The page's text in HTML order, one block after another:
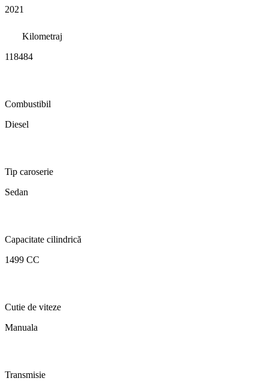
2021
Kilometraj
118484
Combustibil
Diesel
Tip caroserie
Sedan
Capacitate cilindrică
1499 CC
Cutie de viteze
Manuala
Transmisie